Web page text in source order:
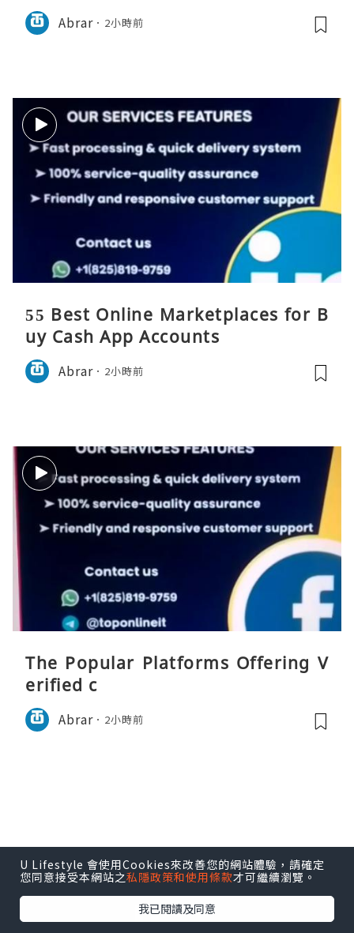
Abrar 2小時前
55 Best Online Marketplaces for B
uy Cash App Accounts
Abrar 2小時前
The Popular Platforms Offering V
erified c
Abrar 2小時前
U Lifestyle 會使用Cookies來改善您的網站體驗，請確定
您同意接受本網站之私隱政策和使用條款才可繼續瀏覽。
我已閱讀及同意